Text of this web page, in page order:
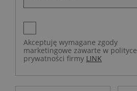
Akceptuję wymagane zgody
marketingowe zawarte w polityce
prywatności firmy LINK